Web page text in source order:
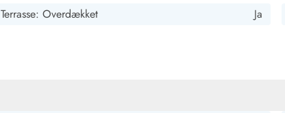
Terrasse: Overdækket Ja